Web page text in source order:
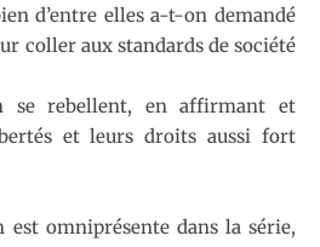
d’entre elles a-t-on demandé
coller aux standards de société
se rebellent, en affirmant et
et leurs droits aussi fort
est omniprésente dans la série,